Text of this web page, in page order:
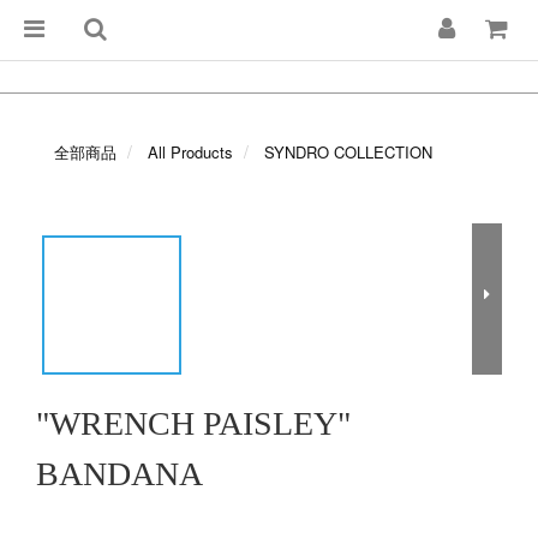
全部商品 All Products SYNDRO COLLECTION
"WRENCH PAISLEY"
BANDANA